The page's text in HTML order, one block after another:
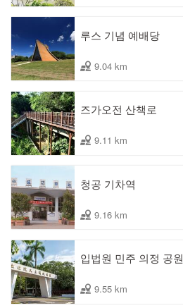
루스 기념 예배당
9.04 km
즈가오전 산책로
9.11 km
청공 기차역
9.16 km
입법원 민주 의정 공원
9.55 km